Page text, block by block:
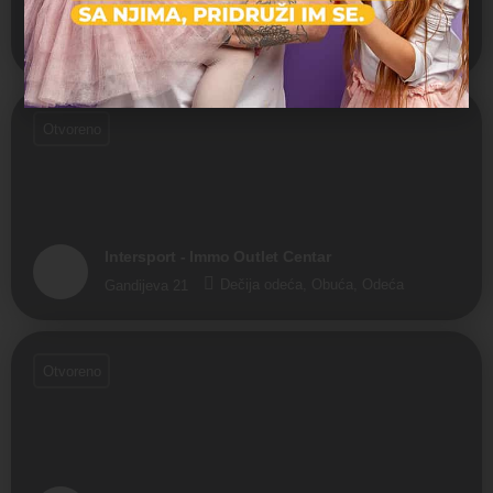
s.Oliver - BEO Shopping Center
Vojislava Ilića 141 Dečija odeća, Odeća